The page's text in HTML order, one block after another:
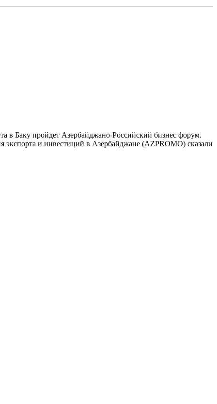
в Баку пройдет Азербайджано-Российский бизнес форум.
экспорта и инвестиций в Азербайджане (AZPROMO) сказали